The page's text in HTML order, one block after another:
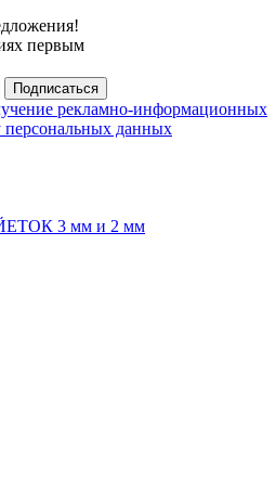
первым
рекламно-информационных
персональных данных
3 мм и 2 мм